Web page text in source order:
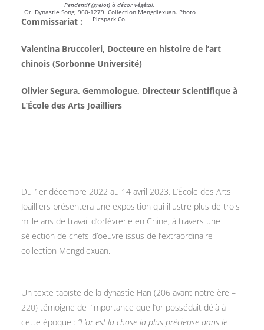
Pendentif (grelot) à décor végétal.
Or. Dynastie Song, 960-1279. Collection Mengdiexuan. Photo
Picspark Co.
Commissariat :
Valentina Bruccoleri, Docteure en histoire de l’art
chinois (Sorbonne Université)
Olivier Segura, Gemmologue, Directeur Scientifique à
L’École des Arts Joailliers
Du 1er décembre 2022 au 14 avril 2023, L’École des Arts
Joailliers présentera une exposition qui illustre plus de trois
mille ans de travail d’orfèvrerie en Chine, à travers une
sélection de chefs-d’oeuvre issus de l’extraordinaire
collection Mengdiexuan.
Un texte taoïste de la dynastie Han (206 avant notre ère –
220) témoigne de l’importance que l’or possédait déjà à
cette époque : “L’or est la chose la plus précieuse dans le